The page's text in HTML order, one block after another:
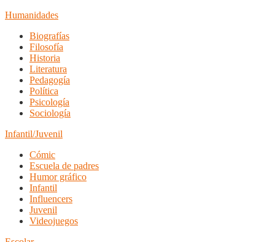
Humanidades
Biografías
Filosofía
Historia
Literatura
Pedagogía
Política
Psicología
Sociología
Infantil/Juvenil
Cómic
Escuela de padres
Humor gráfico
Infantil
Influencers
Juvenil
Videojuegos